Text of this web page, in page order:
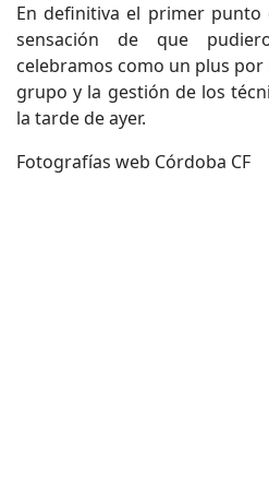
En definitiva el primer punto
sensación de que
celebramos como un plus por
grupo y la gestión de los
la tarde de ayer.
Fotografías web Córdoba CF